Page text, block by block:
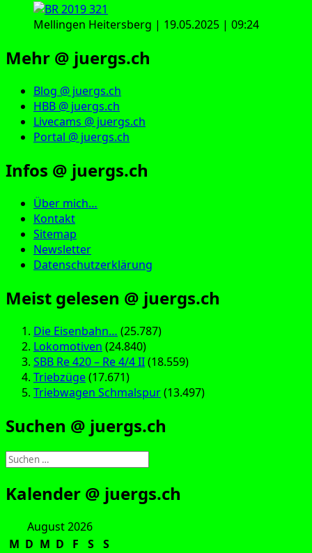
Mellingen Heitersberg | 19.05.2025 | 09:24
Mehr @ juergs.ch
Blog @ juergs.ch
HBB @ juergs.ch
Livecams @ juergs.ch
Portal @ juergs.ch
Infos @ juergs.ch
Über mich…
Kontakt
Sitemap
Newsletter
Datenschutzerklärung
Meist gelesen @ juergs.ch
Die Eisenbahn… (25.787)
Lokomotiven (24.840)
SBB Re 420 – Re 4/4 II(18.559)
Triebzüge(17.671)
Triebwagen Schmalspur(13.497)
Suchen @ juergs.ch
Suchen
nach:
Kalender @ juergs.ch
August 2026
M D M D F S
S